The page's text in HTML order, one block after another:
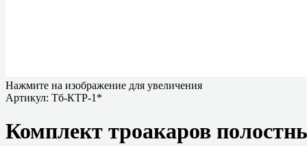
Нажмите на изображение для увеличения
Артикул: Тб-КТР-1*
Комплект троакаров